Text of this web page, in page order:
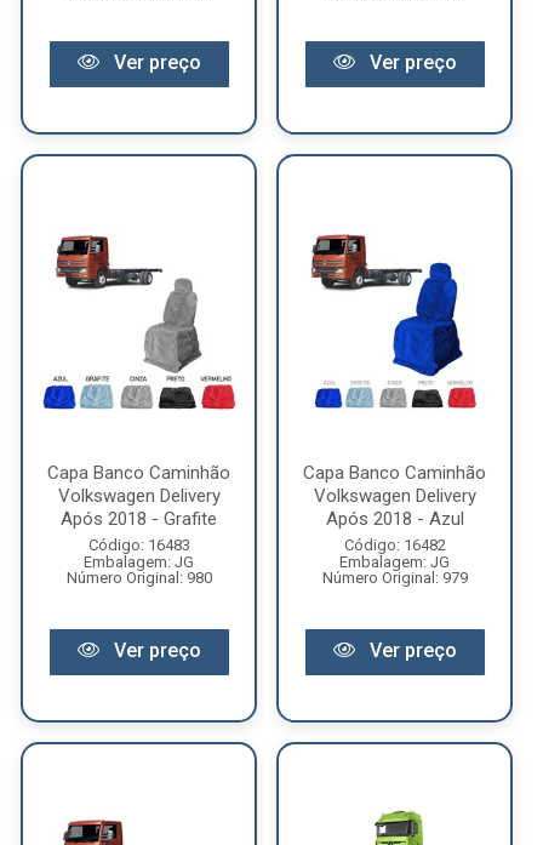
Ver preço Ver preço
Capa Banco Caminhão
Volkswagen Delivery
Após 2018 - Grafite
Código: 16483
Embalagem: JG
Número Original: 980
Ver preço
Capa Banco Caminhão
Volkswagen Delivery
Após 2018 - Azul
Código: 16482
Embalagem: JG
Número Original: 979
Ver preço